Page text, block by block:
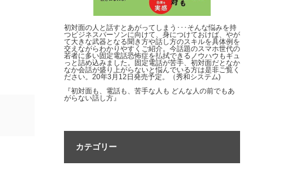
初対面の人と話すとあがってしまう･･･そんな悩みを持
つビジネスパーソンに向けて、身につけておけば、やが
て大きな武器となる聞き方や話し方のスキルを具体例を
交えながらわかりやすくご紹介。今話題のスマホ世代の
若者に多い固定電話恐怖症を払拭できるノウハウもギュ
っと詰め込みました。固定電話が苦手、初対面だとなか
なか会話が盛り上がらないと悩んでいる方は是非ご覧く
ださい。20年3月12日発売予定。（秀和システム)
『初対面も、電話も、苦手な人も どんな人の前でもあ
がらない話し方』
カテゴリー